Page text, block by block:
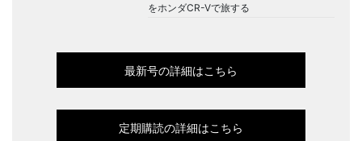
をホンダCR-Vで旅する
最新号の詳細はこちら
定期購読の詳細はこちら